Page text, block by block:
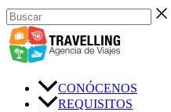
Ir
al
contenido
Buscar
CONÓCENOS
REQUISITOS